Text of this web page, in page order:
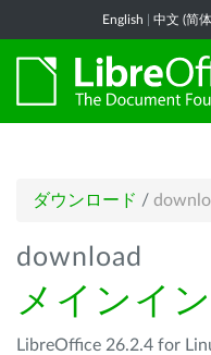
English 中文 (简
ダウンロード /
download
メインイ
LibreOffice 26.2.4 for